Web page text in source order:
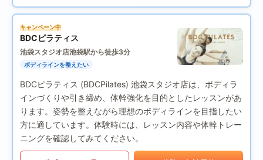
キャンペーン中
BDCピラティス
池袋スタジオ店池袋駅から徒歩3分
ボディラインを整えたい
BDCピラティス (BDCPilates) 池袋スタジオ店は、ボディラ
インづくりや引き締め、体幹強化を目的としたレッスンがあ
ります。姿勢を整えながら理想のボディラインを目指したい
方に適しています。体験時には、レッスン内容や体幹トレー
ニングを確認してみてください。